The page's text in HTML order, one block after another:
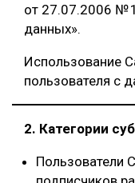
ЦБП
КОМПЛЕКСНАЯ
СОРТИРОВКА
от 27.07.2006 №
данных».
Использование
пользователя с
2. Категории
Пользователи